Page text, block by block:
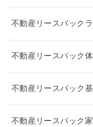
不動産リースバック
不動産リースバック
不動産リースバック
不動産リースバック